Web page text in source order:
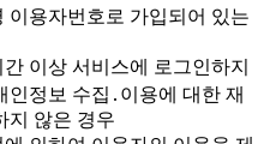
이용자번호로 가입되어 있는
이상 서비스에 로그인하지
인정보 수집․이용에 대한 재
지 않은 경우